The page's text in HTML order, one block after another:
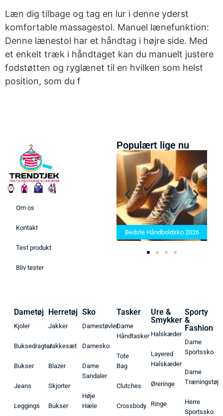
Læn dig tilbage og tag en lur i denne yderst
komfortable massagestol. Manuel lænefunktion:
Denne lænestol har et håndtag i højre side. Med
et enkelt træk i håndtaget kan du manuelt justere
fodstøtten og ryglænet til en hvilken som helst
position, som du f
Om os
Kontakt
Test produkt
Bliv tester
Populært lige nu
Bedste Saunatæppe 2025 –
Find de bedste produkter her!
Bedste Håndboldsko 2026
Dametøj
Kjoler
Buksedragter
Bukser
Jeans
Leggings
Herretøj
Jakker
Jakkesæt
Blazer
Skjorter
Bukser
Sko
Damestøvler
Damesko
Dame
Sandaler
Høje
Hæle
Tasker
Dame
Håndtasker
Tote
Bag
Clutches
Crossbody
Ure &
Smykker
Halskæder
Layered
Halskæder
Øreringe
Ringe
Sporty
&
Fashion
Dame
Sportssko
Dame
Træningstøj
Herre
Sportssko